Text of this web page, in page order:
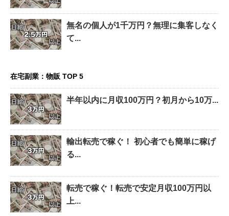
無名の個人が1千万円？無理に集客しなく
て...
在宅副業：物販 TOP 5
半年以内に月収100万円？初月から10万...
輸出転売で稼ぐ！ 初心者でも簡単に稼げ
る...
転売で稼ぐ！転売で安定月収100万円以
上...